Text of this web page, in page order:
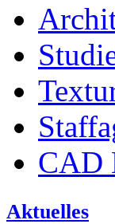
CAD
Aktuelles